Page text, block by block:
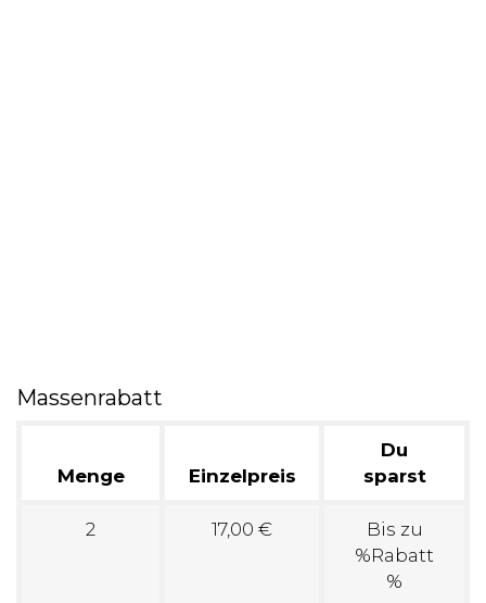
Massenrabatt
Menge Einzelpreis
Du
sparst
2 17,00 €
Bis zu
%Rabatt
%